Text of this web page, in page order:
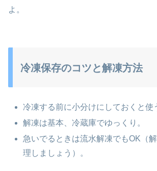
よ。
冷凍保存のコツと解凍方法
冷凍する前に小分けにしておくと使
解凍は基本、冷蔵庫でゆっくり。
急いでるときは流水解凍でもOK（
理しましょう）。